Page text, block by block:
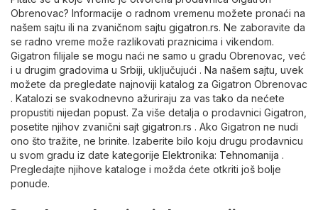
Obrenovac? Informacije o radnom vremenu možete pronaći na
našem sajtu ili na zvaničnom sajtu gigatron.rs. Ne zaboravite da
se radno vreme može razlikovati praznicima i vikendom.
Gigatron filijale se mogu naći ne samo u gradu Obrenovac, već
i u drugim gradovima u Srbiji, uključujući . Na našem sajtu, uvek
možete da pregledate najnoviji katalog za Gigatron Obrenovac
. Katalozi se svakodnevno ažuriraju za vas tako da nećete
propustiti nijedan popust. Za više detalja o prodavnici Gigatron,
posetite njihov zvanični sajt gigatron.rs . Ako Gigatron ne nudi
ono što tražite, ne brinite. Izaberite bilo koju drugu prodavnicu
u svom gradu iz date kategorije Elektronika: Tehnomanija .
Pregledajte njihove kataloge i možda ćete otkriti još bolje
ponude.